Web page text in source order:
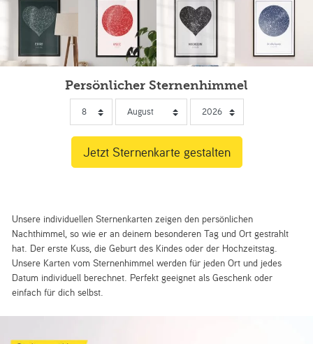
Persönlicher Sternenhimmel
Unsere individuellen Sternenkarten zeigen den persönlichen
Nachthimmel, so wie er an deinem besonderen Tag und Ort gestrahlt
hat. Der erste Kuss, die Geburt des Kindes oder der Hochzeitstag.
Unsere Karten vom Sternenhimmel werden für jeden Ort und jedes
Datum individuell berechnet. Perfekt geeignet als Geschenk oder
einfach für dich selbst.